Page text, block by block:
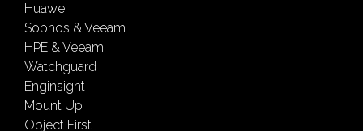
Huawei
Sophos & Veeam
HPE & Veeam
Watchguard
Enginsight
Mount Up
Object First